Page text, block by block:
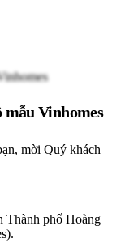
mẫu Vinhomes
mời Quý khách
Thành phố Hoàng